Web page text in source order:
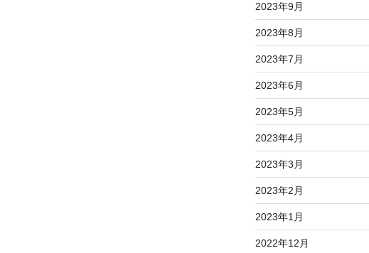
2023年9月
2023年8月
2023年7月
2023年6月
2023年5月
2023年4月
2023年3月
2023年2月
2023年1月
2022年12月